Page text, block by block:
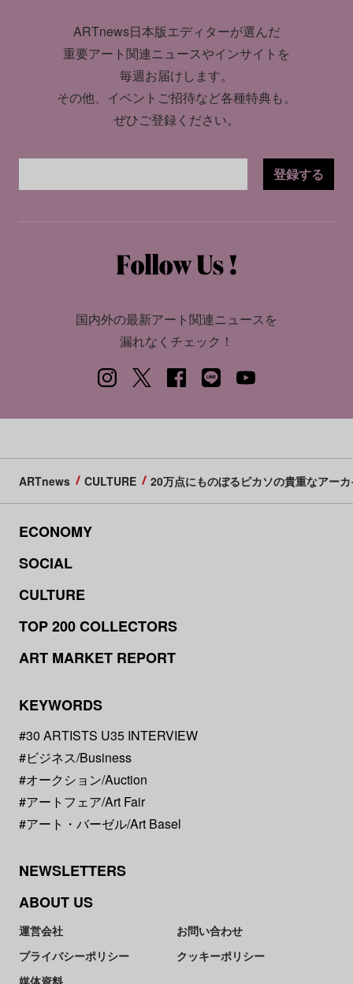
ARTnews日本版エディターが選んだ
重要アート関連ニュースやインサイトを
毎週お届けします。
その他、イベントご招待など各種特典も。
ぜひご登録ください。
登録する
国内外の最新アート関連ニュースを
漏れなくチェック！
ARTnews CULTURE 20万点にものぼるピカソの貴重なアー
ECONOMY
SOCIAL
CULTURE
TOP 200 COLLECTORS
ART MARKET REPORT
KEYWORDS
#30 ARTISTS U35 INTERVIEW
#ビジネス/Business
#オークション/Auction
#アートフェア/Art Fair
#アート・バーゼル/Art Basel
NEWSLETTERS
ABOUT US
運営会社
お問い合わせ
プライバシーポリシー
クッキーポリシー